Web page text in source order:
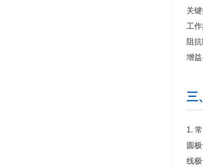
关键
工
阻
增
三
1.
圆
线